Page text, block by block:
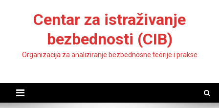
Centar za istraživanje
bezbednosti (CIB)
Organizacija za analiziranje bezbednosne teorije i prakse